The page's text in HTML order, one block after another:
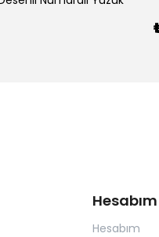
Hesabım
Hesabım